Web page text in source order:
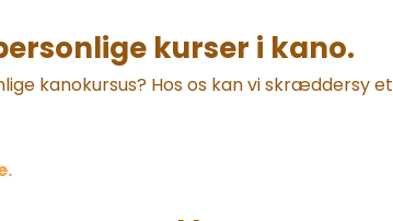
kurser i kano.
kanokursus? Hos os kan vi skræddersy et